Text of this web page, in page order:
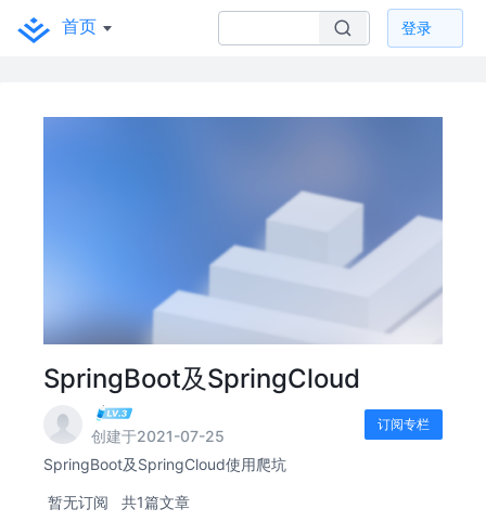
首页 登录
SpringBoot及SpringCloud
创建于2021-07-25
订阅专栏
SpringBoot及SpringCloud使用爬坑
暂无订阅 共1篇文章